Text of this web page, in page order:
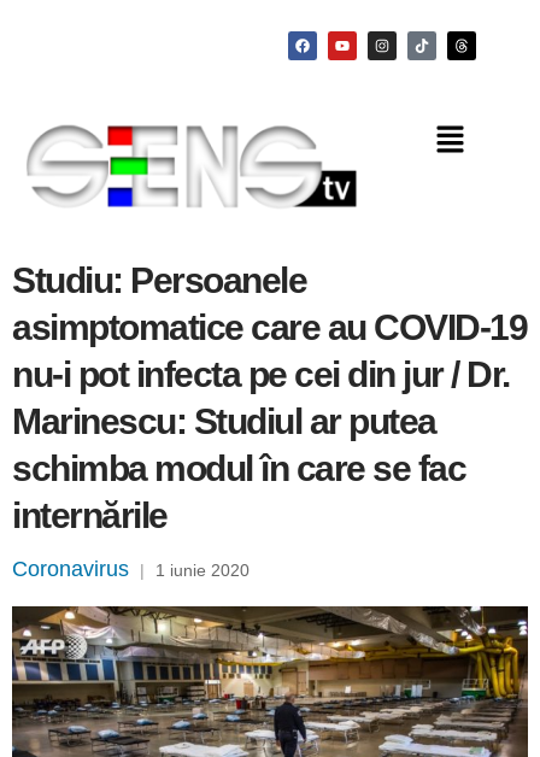
Studiu: Persoanele
asimptomatice care au COVID-19
nu-i pot infecta pe cei din jur / Dr.
Marinescu: Studiul ar putea
schimba modul în care se fac
internările
Coronavirus | 1 iunie 2020